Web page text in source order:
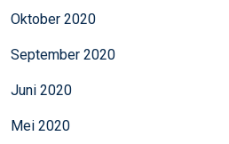
Oktober 2020
September 2020
Juni 2020
Mei 2020